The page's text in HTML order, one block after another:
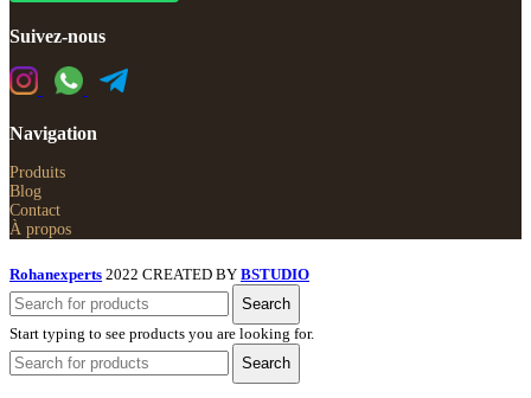
Suivez-nous
Navigation
Produits
Blog
Contact
À propos
Rohanexperts 2022 CREATED BY BSTUDIO
Search
Start typing to see products you are looking for.
Search